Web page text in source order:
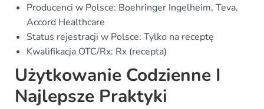
Producenci w Polsce: Boehringer Ingelheim, Teva,
Accord Healthcare
Status rejestracji w Polsce: Tylko na receptę
Kwalifikacja OTC/Rx: Rx (recepta)
Użytkowanie Codzienne I
Najlepsze Praktyki